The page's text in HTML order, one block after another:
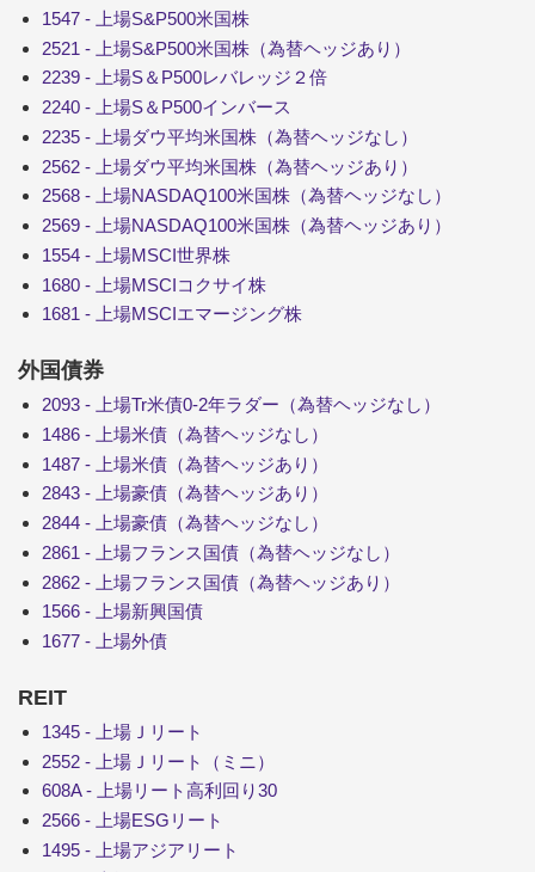
1547 - 上場S&P500米国株
2521 - 上場S&P500米国株（為替ヘッジあり）
2239 - 上場S＆P500レバレッジ２倍
2240 - 上場S＆P500インバース
2235 - 上場ダウ平均米国株（為替ヘッジなし）
2562 - 上場ダウ平均米国株（為替ヘッジあり）
2568 - 上場NASDAQ100米国株（為替ヘッジなし）
2569 - 上場NASDAQ100米国株（為替ヘッジあり）
1554 - 上場MSCI世界株
1680 - 上場MSCIコクサイ株
1681 - 上場MSCIエマージング株
外国債券
2093 - 上場Tr米債0-2年ラダー（為替ヘッジなし）
1486 - 上場米債（為替ヘッジなし）
1487 - 上場米債（為替ヘッジあり）
2843 - 上場豪債（為替ヘッジあり）
2844 - 上場豪債（為替ヘッジなし）
2861 - 上場フランス国債（為替ヘッジなし）
2862 - 上場フランス国債（為替ヘッジあり）
1566 - 上場新興国債
1677 - 上場外債
REIT
1345 - 上場Ｊリート
2552 - 上場Ｊリート（ミニ）
608A - 上場リート高利回り30
2566 - 上場ESGリート
1495 - 上場アジアリート